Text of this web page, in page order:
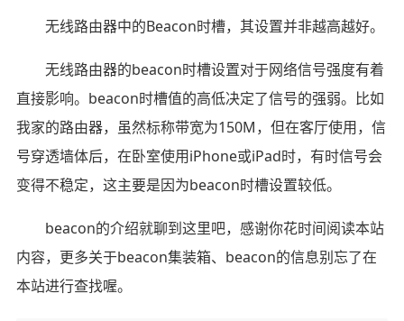
无线路由器中的Beacon时槽，其设置并非越高越好。
无线路由器的beacon时槽设置对于网络信号强度有着
直接影响。beacon时槽值的高低决定了信号的强弱。比如
我家的路由器，虽然标称带宽为150M，但在客厅使用，信
号穿透墙体后，在卧室使用iPhone或iPad时，有时信号会
变得不稳定，这主要是因为beacon时槽设置较低。
beacon的介绍就聊到这里吧，感谢你花时间阅读本站
内容，更多关于beacon集装箱、beacon的信息别忘了在
本站进行查找喔。